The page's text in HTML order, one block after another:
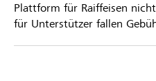
Plattform für Raiffeisen
für Unterstützer fallen